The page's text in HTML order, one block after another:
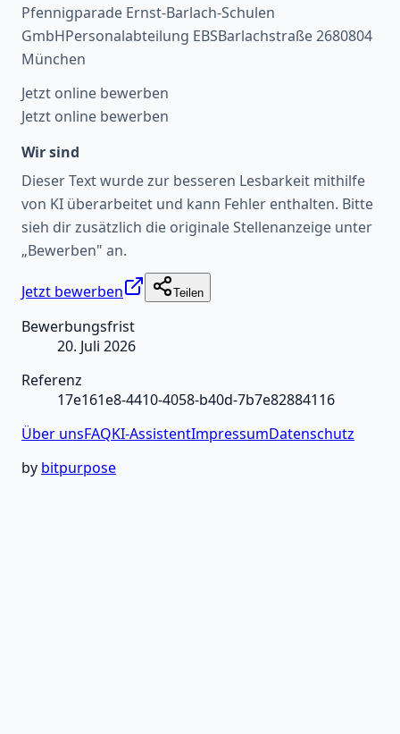
Pfennigparade Ernst-Barlach-Schulen
GmbHPersonalabteilung EBSBarlachstraße 2680804
München
Jetzt online bewerben
Jetzt online bewerben
Wir sind
Dieser Text wurde zur besseren Lesbarkeit mithilfe
von KI überarbeitet und kann Fehler enthalten. Bitte
sieh dir zusätzlich die originale Stellenanzeige unter
„Bewerben" an.
Jetzt bewerben Teilen
Bewerbungsfrist
20. Juli 2026
Referenz
17e161e8-4410-4058-b40d-7b7e82884116
Über unsFAQKI-AssistentImpressumDatenschutz
by bitpurpose